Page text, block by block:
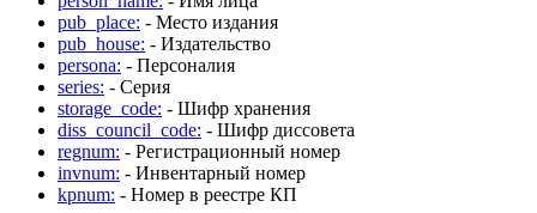
pub_place: - Место издания
pub_house: - Издательство
persona: - Персоналия
series: - Серия
storage_code: - Шифр хранения
diss_council_code: - Шифр диссовета
regnum: - Регистрационный номер
invnum: - Инвентарный номер
kpnum: - Номер в реестре КП